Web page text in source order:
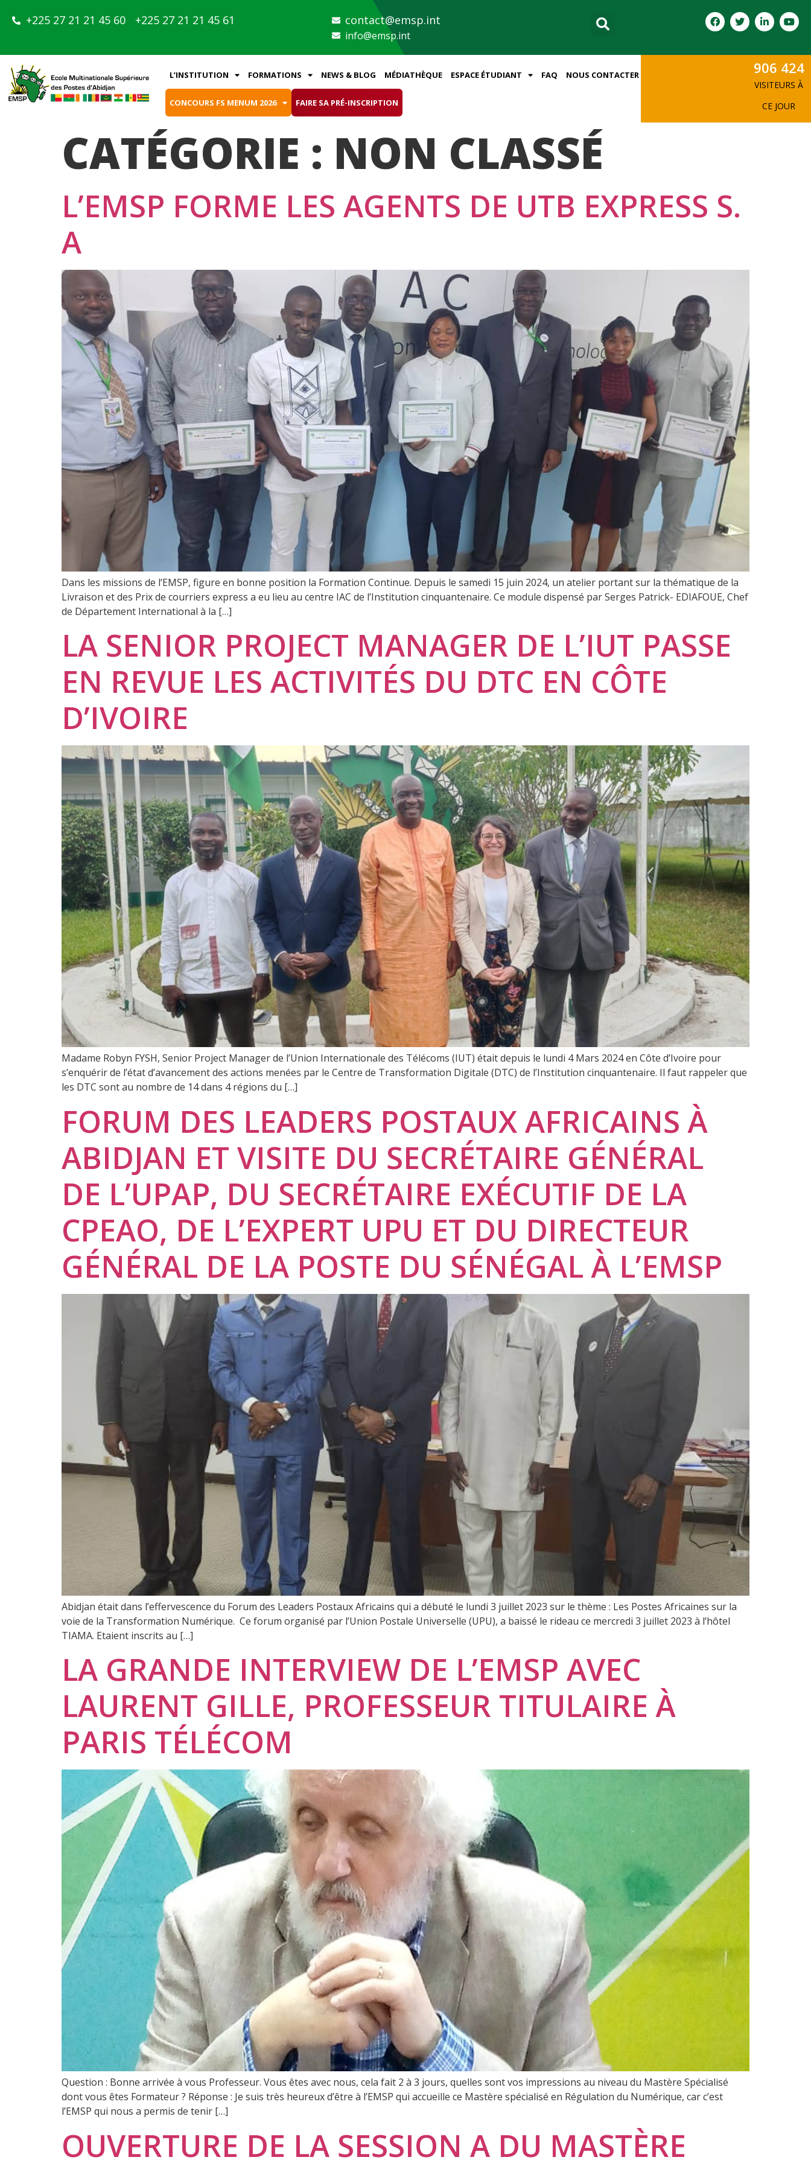
+225 27 21 21 45 60 +225 27 21 21 45 61 contact@emsp.int
info@emsp.int
L’INSTITUTION FORMATIONS NEWS & BLOG MÉDIATHÈQUE ESPACE ÉTUDIANT FAQ NOUS CONTACTER
CONCOURS FS MENUM 2026 FAIRE SA PRÉ-INSCRIPTION
906 424
VISITEURS À
CE JOUR
CATÉGORIE : NON CLASSÉ
L’EMSP FORME LES AGENTS DE UTB EXPRESS S.
A
Dans les missions de l’EMSP, figure en bonne position la Formation Continue. Depuis le samedi 15 juin 2024, un atelier portant sur la thématique de la
Livraison et des Prix de courriers express a eu lieu au centre IAC de l’Institution cinquantenaire. Ce module dispensé par Serges Patrick- EDIAFOUE, Chef
de Département International à la […]
LA SENIOR PROJECT MANAGER DE L’IUT PASSE
EN REVUE LES ACTIVITÉS DU DTC EN CÔTE
D’IVOIRE
Madame Robyn FYSH, Senior Project Manager de l’Union Internationale des Télécoms (IUT) était depuis le lundi 4 Mars 2024 en Côte d’Ivoire pour
s’enquérir de l’état d’avancement des actions menées par le Centre de Transformation Digitale (DTC) de l’Institution cinquantenaire. Il faut rappeler que
les DTC sont au nombre de 14 dans 4 régions du […]
FORUM DES LEADERS POSTAUX AFRICAINS À
ABIDJAN ET VISITE DU SECRÉTAIRE GÉNÉRAL
DE L’UPAP, DU SECRÉTAIRE EXÉCUTIF DE LA
CPEAO, DE L’EXPERT UPU ET DU DIRECTEUR
GÉNÉRAL DE LA POSTE DU SÉNÉGAL À L’EMSP
Abidjan était dans l’effervescence du Forum des Leaders Postaux Africains qui a débuté le lundi 3 juillet 2023 sur le thème : Les Postes Africaines sur la
voie de la Transformation Numérique. Ce forum organisé par l’Union Postale Universelle (UPU), a baissé le rideau ce mercredi 3 juillet 2023 à l’hôtel
TIAMA. Etaient inscrits au […]
LA GRANDE INTERVIEW DE L’EMSP AVEC
LAURENT GILLE, PROFESSEUR TITULAIRE À
PARIS TÉLÉCOM
Question : Bonne arrivée à vous Professeur. Vous êtes avec nous, cela fait 2 à 3 jours, quelles sont vos impressions au niveau du Mastère Spécialisé
dont vous êtes Formateur ? Réponse : Je suis très heureux d’être à l’EMSP qui accueille ce Mastère spécialisé en Régulation du Numérique, car c’est
l’EMSP qui nous a permis de tenir […]
OUVERTURE DE LA SESSION A DU MASTÈRE